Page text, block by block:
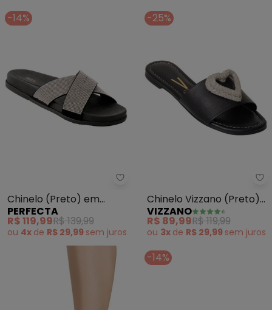
-14%
Perfecta - Chinelo (Preto) em
Chinelo (Preto) em
Sintético
PERFECTA
R$ 119,99R$ 139,99
ou 4x de R$ 29,99 sem juros
-25%
Chinelo Vizzano (Preto)
em Sintético
VIZZANO
R$ 89,99R$ 119,99
ou 3x de R$ 29,99 sem juros
-14%